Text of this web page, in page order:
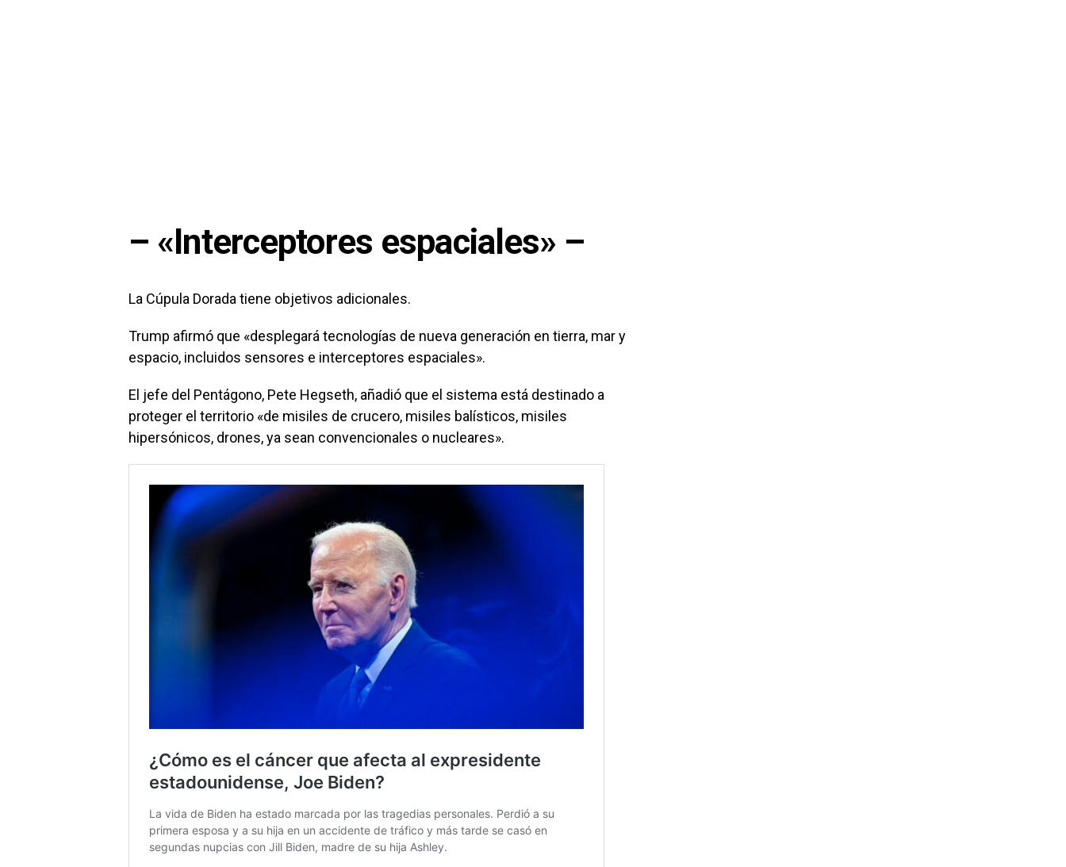
– «Interceptores espaciales» –
La Cúpula Dorada tiene objetivos adicionales.
Trump afirmó que «desplegará tecnologías de nueva generación en tierra, mar y
espacio, incluidos sensores e interceptores espaciales».
El jefe del Pentágono, Pete Hegseth, añadió que el sistema está destinado a
proteger el territorio «de misiles de crucero, misiles balísticos, misiles
hipersónicos, drones, ya sean convencionales o nucleares».